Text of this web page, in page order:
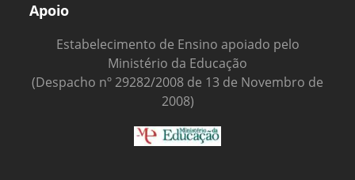
Apoio
Estabelecimento de Ensino apoiado pelo
Ministério da Educação
(Despacho nº 29282/2008 de 13 de Novembro de
2008)